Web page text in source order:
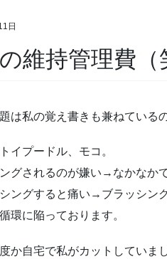
日
維持管理費（
は私の覚え書きも兼ねている
イプードル、モコ。
グされるのが嫌い→なかなか
ングすると痛い→ブラッシン
環に陥っております。
か自宅で私がカットしていま